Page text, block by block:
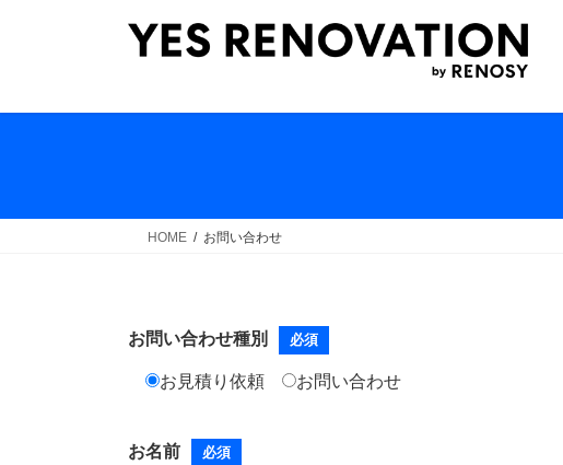
ツ
ッ
シ
移
HOME お問い合わせ
お問い合わせ種別 必須
お見積り依頼 お問い合わせ
お名前 必須